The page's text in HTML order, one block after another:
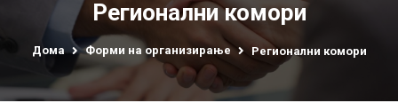
Регионални комори
Дома Форми на организирање Регионални комори